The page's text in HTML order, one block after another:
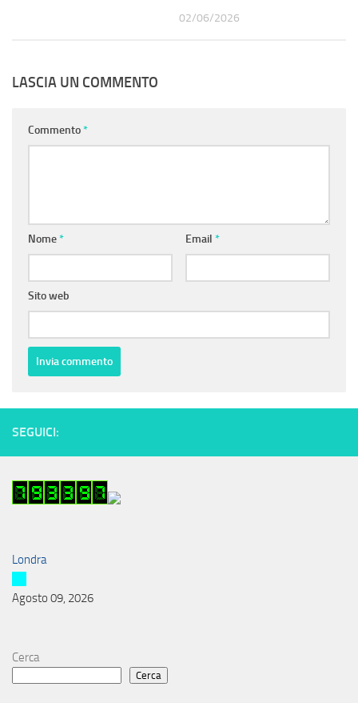
02/06/2026
LASCIA UN COMMENTO
Commento*
Nome* Email *
Sito web
SEGUICI:
Londra
Agosto 09, 2026
Cerca
Cerca